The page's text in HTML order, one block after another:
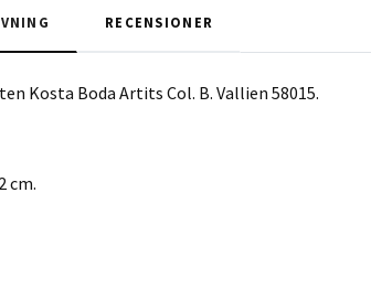
RECENSIONER
Kosta Boda Artits Col. B. Vallien 58015.
cm.